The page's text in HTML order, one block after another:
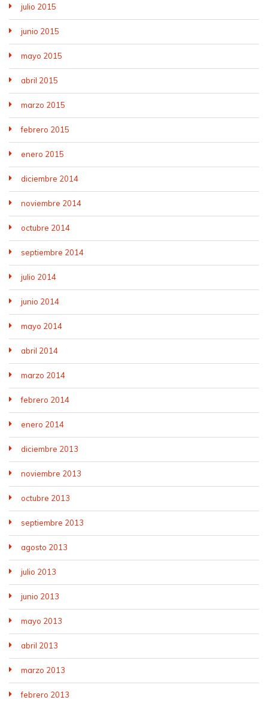
julio 2015
junio 2015
mayo 2015
abril 2015
marzo 2015
febrero 2015
enero 2015
diciembre 2014
noviembre 2014
octubre 2014
septiembre 2014
julio 2014
junio 2014
mayo 2014
abril 2014
marzo 2014
febrero 2014
enero 2014
diciembre 2013
noviembre 2013
octubre 2013
septiembre 2013
agosto 2013
julio 2013
junio 2013
mayo 2013
abril 2013
marzo 2013
febrero 2013